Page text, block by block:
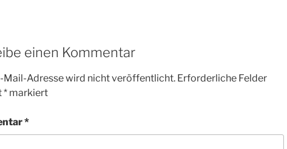
einen Kommentar
Mail-Adresse wird nicht veröffentlicht. Erforderliche Felder
* markiert
*